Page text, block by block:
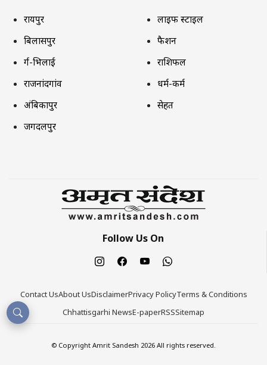
रायपुर
बिलासपुर
दुर्ग-भिलाई
राजनांदगांव
अंबिकापुर
जगदलपुर
लाइफ स्टाइल
फैशन
राशिफल
धर्म-कर्म
सेहत
Follow Us On
Contact UsAbout UsDisclaimerPrivacy PolicyTerms & Conditions
Chhattisgarhi NewsE-paperRSSSitemap
© Copyright Amrit Sandesh 2026 All rights reserved.